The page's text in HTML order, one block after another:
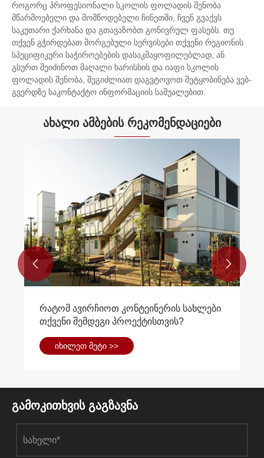
სტუდენტებისთვის.
როგორიცაა ძლიერი თოვლი, ძლიერი ქარი და
მიწისძვრები. პერსონალიზაცია: წინასწარ
ინჟინერირებული ფოლადის სტრუქტურები ძალიან
დააკონფიგურიროთ; სკოლებს შეუძლიათ აირჩიონ
იატაკების, განლაგების, დიზაინის და სხვა
მახასიათებლების რაოდენობა, რომლებიც
აკმაყოფილებენ მათ სპეციფიკურ მოთხოვნებს.
ფოლადის სტრუქტურები უფრო ხელმისაწვდომია,
ვიდრე ტრადიციული მშენებლობის მეთოდები,
რადგან კომპონენტები ქარხანშია დამზადებული.
სწრაფად მშენებლობა: წინასწარ ინჟინერირებული
ფოლადის სტრუქტურები სწრაფად აშენებულია, რაც
ამცირებს შენობის მთლიან დროს და ამცირებს
რეგულარულ სასკოლო საქმიანობას.
ენერგოეფექტური: ფოლადის სტრუქტურები ძალზე
ენერგოეფექტურია და ხელს შეუწყობს სკოლებს
გრძელვადიან პერიოდში ენერგიის მოხმარების და
ხარჯების შემცირებაში. მდგრადი: ფოლადი არის
უაღრესად მდგრადი მასალა, ხოლო წინასწარ
ინჟინერირებული ფოლადის სტრუქტურები შეიძლება
შეიქმნას LEED– ის (ლიდერობის ენერგეტიკისა და
მოთხოვნების დასაკმაყოფილებლად. დაბალი
განმავლობაში სკოლების ფულის დაზოგვა შეუძლია
როგორც პროფესიონალი სკოლის ფოლადის შენობა
მწარმოებელი და მომწოდებელი ჩინეთში, ჩვენ გვაქვს
საკუთარი ქარხანა და გთავაზობთ გონივრულ ფასებს. თუ
თქვენ გჭირდებათ მორგებული სერვისები თქვენი რეგიონის
სპეციფიკური საჭიროებების დასაკმაყოფილებლად, ან
გსურთ შეიძინოთ მაღალი ხარისხის და იაფი სკოლის
ფოლადის შენობა, შეგიძლიათ დაგვტოვოთ შეტყობინება ვებ-
გვერდზე საკონტაქტო ინფორმაციის საშუალებით.
ახალი ამბების რეკომენდაციები
რატომ ავირჩიოთ კონტეინერის სახლები
თქვენი შემდეგი პროექტისთვის?
იხილეთ მეტი >>
 
გამოკითხვის გაგზავნა